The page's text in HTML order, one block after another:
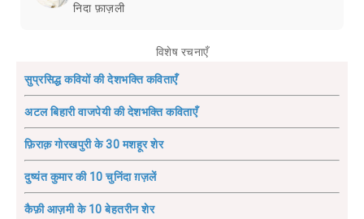
निदा फ़ाज़ली
विशेष रचनाएँ
सुप्रसिद्ध कवियों की देशभक्ति कविताएँ
अटल बिहारी वाजपेयी की देशभक्ति कविताएँ
फ़िराक़ गोरखपुरी के 30 मशहूर शेर
दुष्यंत कुमार की 10 चुनिंदा ग़ज़लें
कैफ़ी आज़मी के 10 बेहतरीन शेर